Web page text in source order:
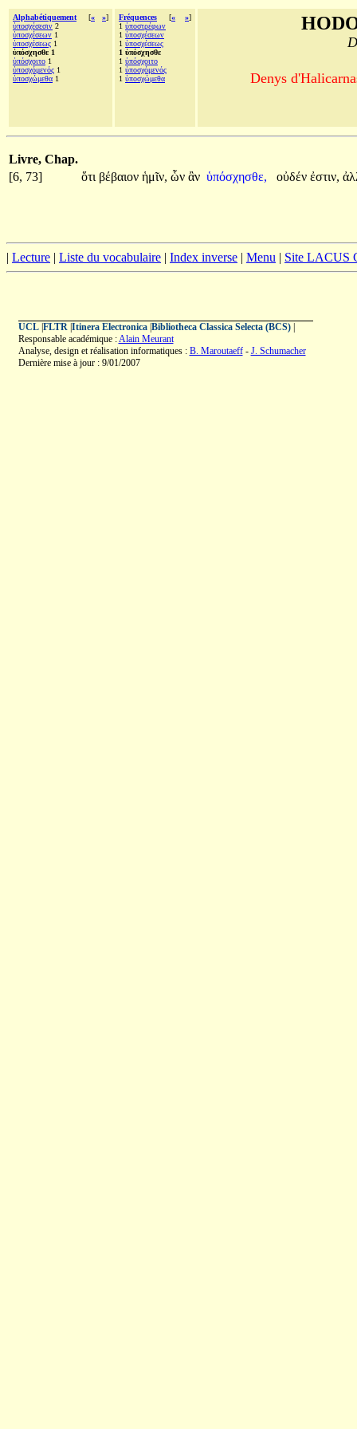
Alphabétiquement [« »]
ὑποσχέσεσιν 2
ὑποσχέσεων 1
ὑποσχέσεως 1
ὑπόσχησθε 1
ὑπόσχοιτο 1
ὑποσχόμενός 1
ὑποσχώμεθα 1
Fréquences [« »]
1 ὑποστρέφων
1 ὑποσχέσεων
1 ὑποσχέσεως
1 ὑπόσχησθε
1 ὑπόσχοιτο
1 ὑποσχόμενός
1 ὑποσχώμεθα Denys
Livre, Chap.
[6, 73]
ὅτι βέβαιον ἡμῖν, ὧν ἂν ὑπόσχησθε, οὐδέν ἐστιν,
| Lecture | Liste du vocabulaire | Index inverse | Menu | Site LACUS
UCL| FLTR| Itinera Electronica| Bibliotheca Classica Selecta (BCS)|
Responsable académique :Alain Meurant
Analyse, design et réalisation informatiques : B. Maroutaeff- J. Schumacher
Dernière mise à jour : 9/01/2007